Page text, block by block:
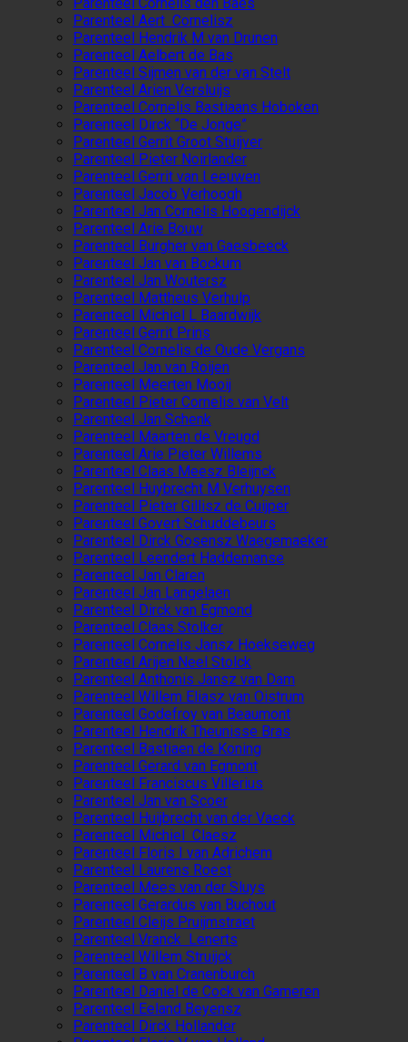
Parenteel Aert Cornelisz
Parenteel Hendrik M van Drunen
Parenteel Aelbert de Bas
Parenteel Sijmen van der van Stelt
Parenteel Arien Versluijs
Parenteel Cornelis Bastiaans Hoboken
Parenteel Dirck “De Jonge”
Parenteel Gerrit Groot Stuijver
Parenteel Pieter Noirlander
Parenteel Gerrit van Leeuwen
Parenteel Jacob Verhoogh
Parenteel Jan Cornelis Hoogendijck
Parenteel Arie Bouw
Parenteel Burgher van Gaesbeeck
Parenteel Jan van Bockum
Parenteel Jan Woutersz
Parenteel Mattheus Verhulp
Parenteel Michiel L Baardwijk
Parenteel Gerrit Prins
Parenteel Cornelis de Oude Vergans
Parenteel Jan van Roijen
Parenteel Meerten Mooij
Parenteel Pieter Cornelis van Velt
Parenteel Jan Schenk
Parenteel Maarten de Vreugd
Parenteel Arie Pieter Willems
Parenteel Claas Meesz Bleijnck
Parenteel Huybrecht M Verhuysen
Parenteel Pieter Gillisz de Cuijper
Parenteel Govert Schuddebeurs
Parenteel Dirck Gosensz Waegemaeker
Parenteel Leendert Haddemanse
Parenteel Jan Claren
Parenteel Jan Langelaen
Parenteel Dirck van Egmond
Parenteel Claas Stolker
Parenteel Cornelis Jansz Hoekseweg
Parenteel Arijen Neel Stolck
Parenteel Anthonis Jansz van Dam
Parenteel Willem Eliasz van Oistrum
Parenteel Godefroy van Beaumont
Parenteel Hendrik Theunisse Bras
Parenteel Bastiaen de Koning
Parenteel Gerard van Egmont
Parenteel Franciscus Villerius
Parenteel Jan van Scoer
Parenteel Huijbrecht van der Vaeck
Parenteel Michiel Claesz
Parenteel Floris I van Adrichem
Parenteel Laurens Roest
Parenteel Mees van der Sluys
Parenteel Gerardus van Buchout
Parenteel Cleijs Pruijmstraet
Parenteel Vranck Lenerts
Parenteel Willem Struijck
Parenteel B van Cranenburch
Parenteel Daniel de Cock van Gameren
Parenteel Eeland Beyensz
Parenteel Dirck Hollander